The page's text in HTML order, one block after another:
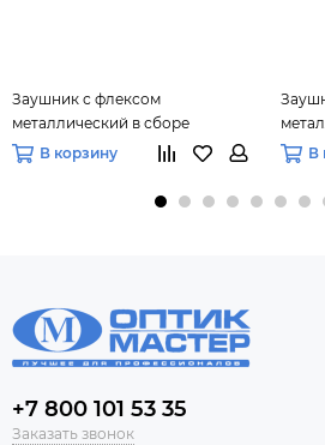
Заушник с флексом
металлический в сборе
5,0х0,8х135 мм (серебро), 20 пар
В корзину В
+7 800 101 53 35
Заказать звонок